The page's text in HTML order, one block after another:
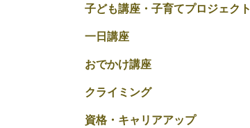
子ども講座・子育てプロジェクト
一日講座
おでかけ講座
クライミング
資格・キャリアアップ